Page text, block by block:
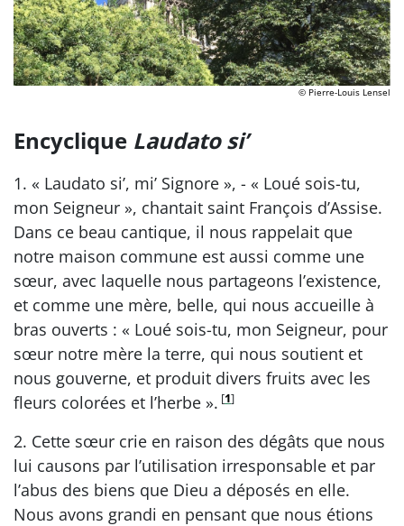
© Pierre-Louis Lensel
Encyclique Laudato si’
1. « Laudato si’, mi’ Signore », - « Loué sois-tu,
mon Seigneur », chantait saint François d’Assise.
Dans ce beau cantique, il nous rappelait que
notre maison commune est aussi comme une
sœur, avec laquelle nous partageons l’existence,
et comme une mère, belle, qui nous accueille à
bras ouverts : « Loué sois-tu, mon Seigneur, pour
sœur notre mère la terre, qui nous soutient et
nous gouverne, et produit divers fruits avec les
fleurs colorées et l’herbe ». [1]
2. Cette sœur crie en raison des dégâts que nous
lui causons par l’utilisation irresponsable et par
l’abus des biens que Dieu a déposés en elle.
Nous avons grandi en pensant que nous étions